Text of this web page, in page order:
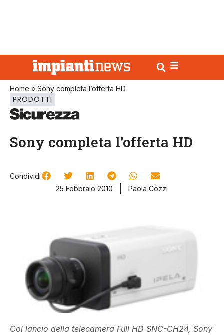
Home » Sony completa l’offerta HD
PRODOTTI
Sony completa l’offerta HD
Condividi
25 Febbraio 2010
Paola Cozzi
Col lancio della telecamera Full HD SNC-CH24, Sony